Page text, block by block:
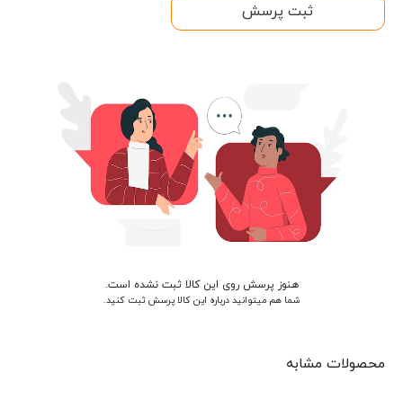
ثبت پرسش
هنوز پرسش روی این کالا ثبت نشده است.
شما هم میتوانید درباره این کالا پرسش ثبت کنید.
محصولات مشابه